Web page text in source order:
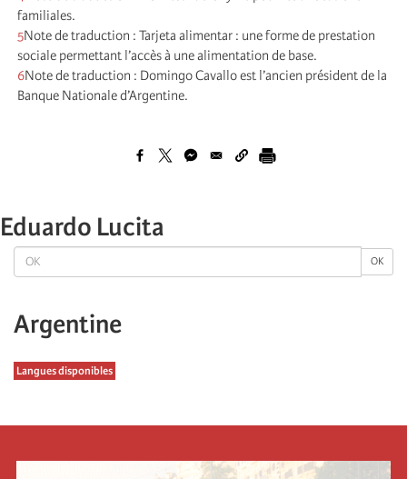
OK OK
Argentine
Langues disponibles
familiales.
5Note de traduction : Tarjeta alimentar : une forme de prestation
sociale permettant l’accès à une alimentation de base.
6Note de traduction : Domingo Cavallo est l’ancien président de la
Banque Nationale d’Argentine.
Eduardo Lucita